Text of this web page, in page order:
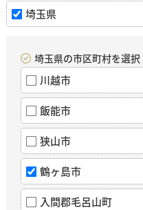
埼玉県
埼玉県の市区町村を選択
川越市
飯能市
狭山市
鶴ヶ島市
入間郡毛呂山町